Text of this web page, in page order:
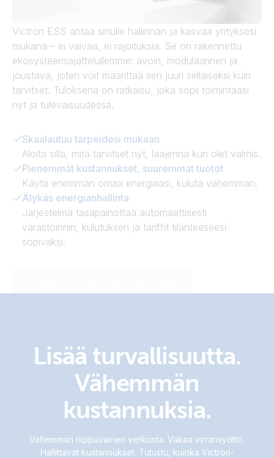
Victron ESS antaa sinulle hallinnan ja kasvaa yrityksesi
mukana – ei vaivaa, ei rajoituksia. Se on rakennettu
ekosysteemiajattelullemme: avoin, modulaarinen ja
joustava, joten voit määrittää sen juuri sellaiseksi kuin
tarvitset. Tuloksena on ratkaisu, joka sopii toimintaasi
nyt ja tulevaisuudessa.
Skaalautuu tarpeidesi mukaan
Aloita sillä, mitä tarvitset nyt, laajenna kun olet valmis.
Pienemmät kustannukset, suuremmat tuotot
Käytä enemmän omaa energiaasi, kuluta vähemmän.
Älykäs energianhallinta
Järjestelmä tasapainottaa automaattisesti
varastoinnin, kulutuksen ja tariffit tilanteeseesi
sopivaksi.
Lisää turvallisuutta.
Vähemmän
kustannuksia.
Vähemmän riippuvainen verkosta. Vakaa virransyöttö.
Hallittavat kustannukset. Tutustu, kuinka Victron-